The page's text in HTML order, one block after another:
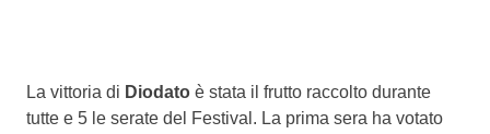
La vittoria di Diodato è stata il frutto raccolto durante
tutte e 5 le serate del Festival. La prima sera ha votato